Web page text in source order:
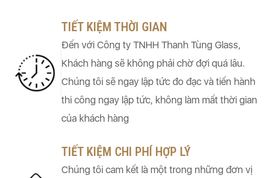
TIẾT KIỆM THỜI GIAN
Đến với Công ty TNHH Thanh Tùng Glass,
Khách hàng sẽ không phải chờ đợi quá lâu.
Chúng tôi sẽ ngay lập tức đo đạc và tiến hành
thi công ngay lập tức, không làm mất thời gian
của khách hàng
TIẾT KIỆM CHI PHÍ HỢP LÝ
Chúng tôi cam kết là một trong những đơn vị